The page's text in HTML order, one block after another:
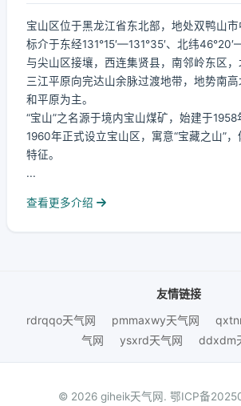
宝山区位于黑龙江省东北部，地处双鸭山
标介于东经131°15′—131°35′、北纬
与尖山区接壤，西连集贤县，南邻岭东区
三江平原向完达山余脉过渡地带，地势南
和平原为主。
“宝山”之名源于境内宝山煤矿，始建于1958
1960年正式设立宝山区，寓意“宝藏之山”
特征。
...
查看更多介绍
友情链接
rdrqqo天气网
pmmaxwy天气网
气网
ysxrd天气网 ddxdm
© 2026 giheik天气网. 鄂ICP备